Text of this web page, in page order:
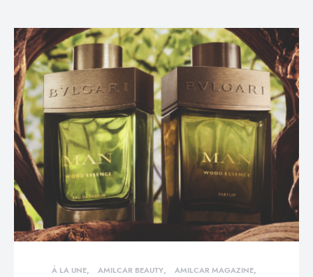
À LA UNE AMILCAR BEAUTY
AMILCAR MAGAZINE